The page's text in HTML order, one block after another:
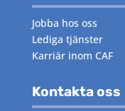
Jobba hos oss
Lediga tjänster
Karriär inom CAF
Kontakta oss